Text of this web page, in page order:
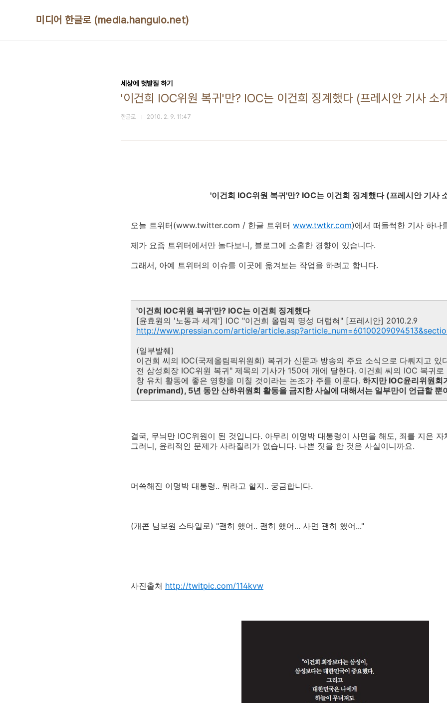
미디어 한글로 (media.hangulo.net)
세상에 헛발질 하기
'이건희 IOC위원 복귀'만? IOC는 이건희 징계했다 (프레시안 기사 소
한글로 2010. 2. 9. 11:47
'이건희 IOC위원 복귀'만? IOC는 이건희 징계했다 (프레시안 기사
오늘 트위터(www.twitter.com / 한글 트위터 www.twtkr.com)에서 떠들썩한 기사 하나
제가 요즘 트위터에서만 놀다보니, 블로그에 소홀한 경향이 있습니다.
그래서, 아예 트위터의 이슈를 이곳에 옮겨보는 작업을 하려고 합니다.
'이건희 IOC위원 복귀'만? IOC는 이건희 징계했다
[윤효원의 '노동과 세계'] IOC "이건희 올림픽 명성 더럽혀" [프레시안] 2010.2.9
http://www.pressian.com/article/
(일부발췌)
이건희 씨의 IOC(국제올림픽위원회) 복귀가 신문과 방송의 주요 소식으로 다뤄지고 있
전 삼성회장 IOC위원 복귀" 제목의 기사가 150여 개에 달한다. 이건희 씨의 IOC 복귀
창 유치 활동에 좋은 영향을 미칠 것이라는 논조가 주를 이룬다. 하지만 IOC윤리위원회
(reprimand), 5년 동안 산하위원회 활동을 금지한 사실에 대해서는 일부만이 언급할 뿐
결국, 무늬만 IOC위원이 된 것입니다. 아무리 이명박 대통령이 사면을 해도, 죄를 지은
그러니, 윤리적인 문제가 사라질리가 없습니다. 나쁜 짓을 한 것은 사실이니까요.
머쓱해진 이명박 대통령.. 뭐라고 할지.. 궁금합니다.
(개콘 남보원 스타일로) "괜히 했어.. 괜히 했어... 사면 괜히 했어..."
사진출처 http://twitpic.com/114kvw